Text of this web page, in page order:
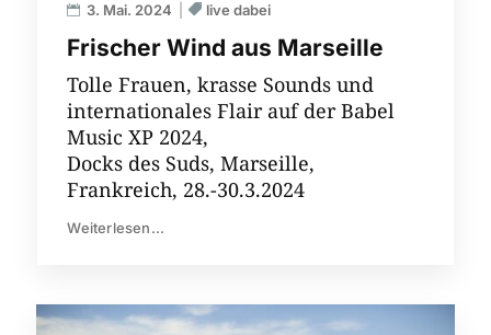
Frischer Wind aus Marseille
3. Mai. 2024 live dabei
Tolle Frauen, krasse Sounds und
internationales Flair auf der Babel
Music XP 2024,
Docks des Suds, Marseille,
Frankreich, 28.-30.3.2024
Weiterlesen...